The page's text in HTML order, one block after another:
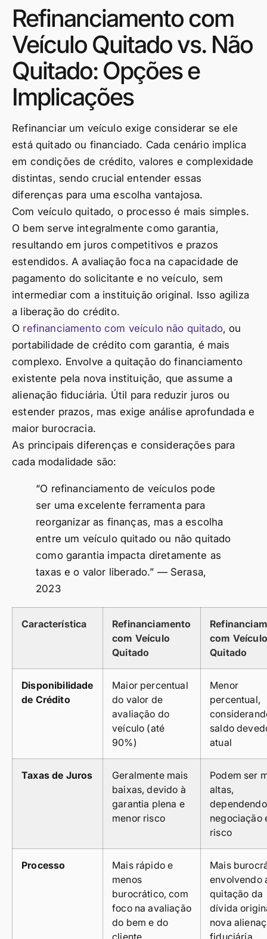
Refinanciamento com
Veículo Quitado vs. Não
Quitado: Opções e
Implicações
Refinanciar um veículo exige considerar se ele
está quitado ou financiado. Cada cenário implica
em condições de crédito, valores e complexidade
distintas, sendo crucial entender essas
diferenças para uma escolha vantajosa.
Com veículo quitado, o processo é mais simples.
O bem serve integralmente como garantia,
resultando em juros competitivos e prazos
estendidos. A avaliação foca na capacidade de
pagamento do solicitante e no veículo, sem
intermediar com a instituição original. Isso agiliza
a liberação do crédito.
O refinanciamento com veículo não quitado, ou
portabilidade de crédito com garantia, é mais
complexo. Envolve a quitação do financiamento
existente pela nova instituição, que assume a
alienação fiduciária. Útil para reduzir juros ou
estender prazos, mas exige análise aprofundada e
maior burocracia.
As principais diferenças e considerações para
cada modalidade são:
“O refinanciamento de veículos pode
ser uma excelente ferramenta para
reorganizar as finanças, mas a escolha
entre um veículo quitado ou não quitado
como garantia impacta diretamente as
taxas e o valor liberado.” — Serasa,
2023
Característica
Refinanciamento
com Veículo
Quitado
com
Quitado
Disponibilidade
de Crédito
Maior percentual
do valor de
avaliação do
veículo (até
90%)
Menor
percentual,
saldo
atual
Taxas de Juros
Geralmente mais
baixas, devido à
garantia plena e
menor risco
Podem ser
altas,
negociação
risco
Processo
Mais rápido e
menos
burocrático, com
foco na avaliação
do bem e do
cliente
Mais
envolvendo
quitação da
dívida
nova
fiduciária